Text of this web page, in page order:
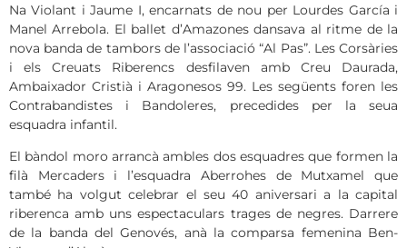
Na Violant i Jaume I, encarnats de nou per Lourdes García i
Manel Arrebola. El ballet d’Amazones dansava al ritme de la
nova banda de tambors de l’associació “Al Pas”. Les Corsàries
i els Creuats Riberencs desfilaven amb Creu Daurada,
Ambaixador Cristià i Aragonesos 99. Les següents foren les
Contrabandistes i Bandoleres, precedides per la seua
esquadra infantil.
El bàndol moro arrancà ambles dos esquadres que formen la
filà Mercaders i l’esquadra Aberrohes de Mutxamel que
també ha volgut celebrar el seu 40 aniversari a la capital
riberenca amb uns espectaculars trages de negres. Darrere
de la banda del Genovés, anà la comparsa femenina Ben-